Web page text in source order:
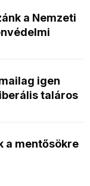
a Nemzeti
igen
taláros
a mentősökre